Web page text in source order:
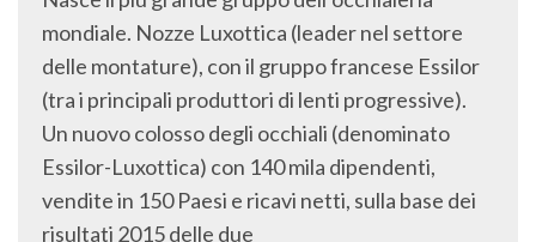
mondiale. Nozze Luxottica (leader nel settore
delle montature), con il gruppo francese Essilor
(tra i principali produttori di lenti progressive).
Un nuovo colosso degli occhiali (denominato
Essilor-Luxottica) con 140 mila dipendenti,
vendite in 150 Paesi e ricavi netti, sulla base dei
risultati 2015 delle due